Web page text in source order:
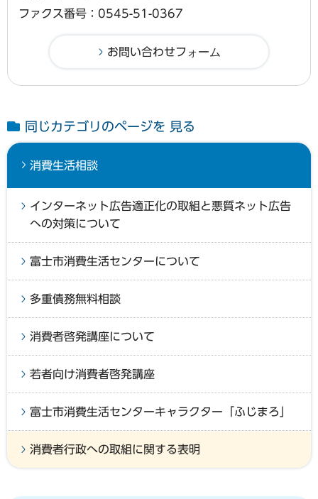
ファクス番号：0545-51-0367
同じカテゴリのページを 見る
消費生活相談
インターネット広告適正化の取組と悪質ネット広告
への対策について
富士市消費生活センターについて
多重債務無料相談
消費者啓発講座について
若者向け消費者啓発講座
富士市消費生活センターキャラクター「ふじまろ」
消費者行政への取組に関する表明